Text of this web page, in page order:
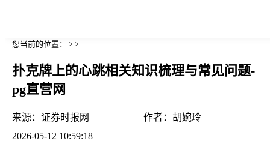
您当前的位置： > >
扑克牌上的心跳相关知识梳理与常见问题-
pg直营网
来源： 证券时报网 作者： 胡婉玲
2026-05-12 10:59:18